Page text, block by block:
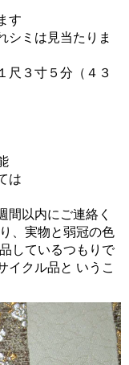
す
シミは見当たりま
尺３寸５分（４３
は
間以内にご連絡く
、実物と弱冠の色
しているつもりで
イクル品と いうこ